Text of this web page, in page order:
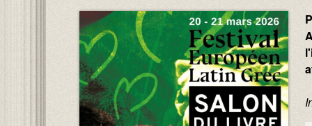
Image :
Image :